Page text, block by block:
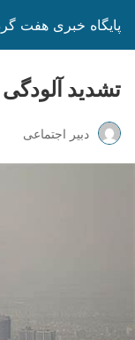
پایگاه خبری هفت
تشدید
دبیر اجتماعی